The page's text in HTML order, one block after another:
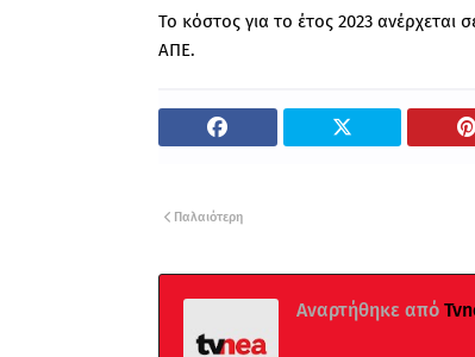
Το κόστος για το έτος 2023
ΑΠΕ.
Παλαιότερη
Αναρτήθηκε από